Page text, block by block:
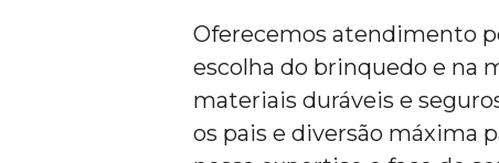
Oferecemos atendimento
escolha do brinquedo e na
materiais duráveis e
os pais e diversão máxima